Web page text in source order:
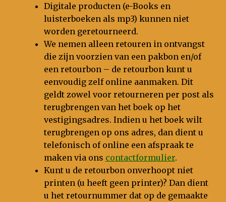
Digitale producten (e-Books en
luisterboeken als mp3) kunnen niet
worden geretourneerd.
We nemen alleen retouren in ontvangst
die zijn voorzien van een pakbon en/of
een retourbon – de retourbon kunt u
eenvoudig zelf online aanmaken. Dit
geldt zowel voor retourneren per post als
terugbrengen van het boek op het
vestigingsadres. Indien u het boek wilt
terugbrengen op ons adres, dan dient u
telefonisch of online een afspraak te
maken via ons contactformulier.
Kunt u de retourbon onverhoopt niet
printen (u heeft geen printer)? Dan dient
u het retournummer dat op de gemaakte